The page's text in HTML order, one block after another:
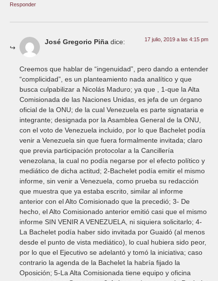
Responder
José Gregorio Piña dice: 17 julio, 2019 a las 4:15 pm
Creemos que hablar de “ingenuidad”, pero dando a entender
“complicidad”, es un planteamiento nada analítico y que
busca culpabilizar a Nicolás Maduro; ya que , 1-que la Alta
Comisionada de las Naciones Unidas, es jefa de un órgano
oficial de la ONU; de la cual Venezuela es parte signataria e
integrante; designada por la Asamblea General de la ONU,
con el voto de Venezuela incluido, por lo que Bachelet podía
venir a Venezuela sin que fuera formalmente invitada; claro
que previa participación protocolar a la Cancillería
venezolana, la cual no podía negarse por el efecto político y
mediático de dicha actitud; 2-Bachelet podía emitir el mismo
informe, sin venir a Venezuela, como prueba su redacción
que muestra que ya estaba escrito, similar al informe
anterior con el Alto Comisionado que la precedió; 3- De
hecho, el Alto Comisionado anterior emitió casi que el mismo
informe SIN VENIR A VENEZUELA, ni siquiera solicitarlo; 4-
La Bachelet podía haber sido invitada por Guaidó (al menos
desde el punto de vista mediático), lo cual hubiera sido peor,
por lo que el Ejecutivo se adelantó y tomó la iniciativa; caso
contrario la agenda de la Bachelet la habría fijado la
Oposición; 5-La Alta Comisionada tiene equipo y oficina